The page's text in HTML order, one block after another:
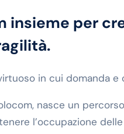
insieme per
in cui domanda
nasce un
l’occupazione